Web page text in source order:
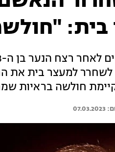
חולשה בראיות
07.03.2023